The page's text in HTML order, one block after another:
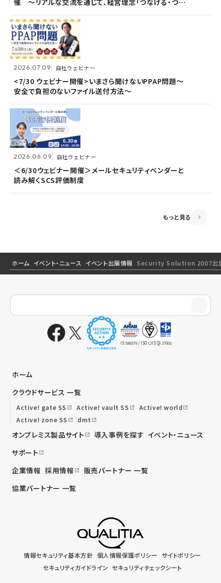
催 〜リアルな交流を通じて、経営理念「つなげる・つな
2026.07.09 自社ウェビナー
<7/30 ウェビナー開催>いまさら聞けないPPAP問題～
安全で負担のないファイル送付方法～
2026.06.09 自社ウェビナー
＜6/30ウェビナー開催＞メールセキュリティベンダーと
読み解くSCS評価制度
催 〜リアルな交流を通じて、経営理念「つなげる・つな
2026.07.09 自社ウェビナー
<7/30 ウェビナー開催>いまさら聞けないPPAP問題～
安全で負担のないファイル送付方法～
2026.06.09 自社ウェビナー
＜6/30ウェビナー開催＞メールセキュリティベンダーと
読み解くSCS評価制度
<7/30 ウェビナー開催>いまさら聞けないPPAP問題～
2026.06.09 自社ウェビナー
＜6/30ウェビナー開催＞メールセキュリティベンダーと
2026.04.28 共催ウェビナー
＜5/21ウェビナー開催＞ゼロトラスト思考～信用しない
もっと見る
ホーム イベント・ニュース イベント出展情報 Security Solution 2007出
IS 586579 / ISO (JIS Q) 27001
ホーム
クラウドサービス 一覧
Active! gate SS Active! vault SS
Active! world
Active! zone SS
dmt
オンプレミス製品サイト 導入事例を探す イベント・ニュース
サポート
企業情報 採用情報
販売パートナー 一覧
協業パートナー 一覧
情報セキュリティ基本方針 個人情報保護ポリシー サイトポリシー
セキュリティガイドライン セキュリティチェックシート